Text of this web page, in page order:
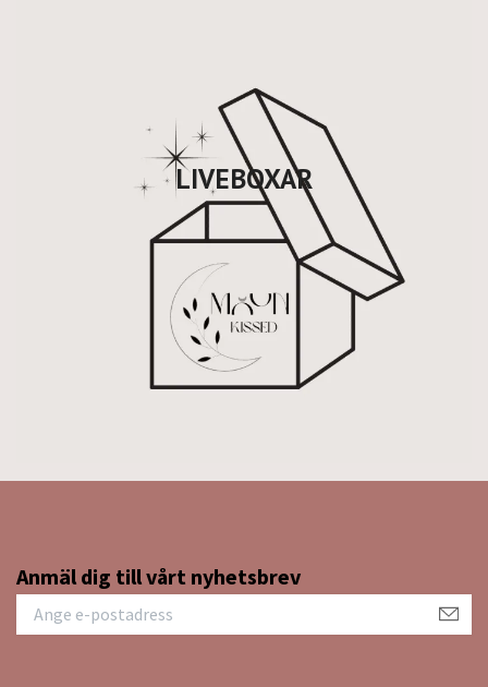
LIVEBOXAR
Anmäl dig till vårt nyhetsbrev